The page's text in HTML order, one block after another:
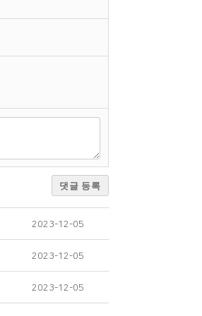
댓글 등록
2023-12-05
2023-12-05
2023-12-05